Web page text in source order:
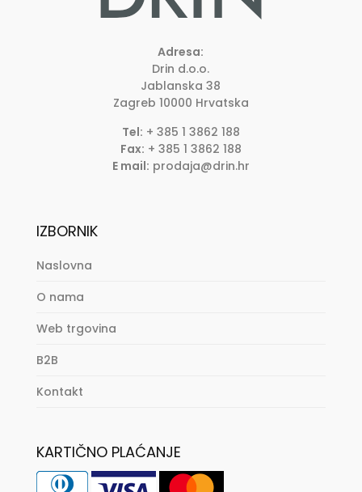
Adresa:
Drin d.o.o.
Jablanska 38
Zagreb 10000 Hrvatska
Tel: + 385 1 3862 188
Fax: + 385 1 3862 188
E mail: prodaja@drin.hr
IZBORNIK
Naslovna
O nama
Web trgovina
B2B
Kontakt
KARTIČNO PLAĆANJE